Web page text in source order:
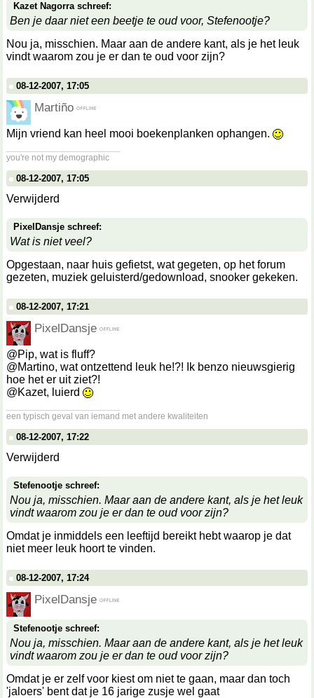
Kazet Nagorra schreef:
Ben je daar niet een beetje te oud voor, Stefenootje?
Nou ja, misschien. Maar aan de andere kant, als je het leuk
vindt waarom zou je er dan te oud voor zijn?
08-12-2007, 17:05
Martiño
Mijn vriend kan heel mooi boekenplanken ophangen.
you're not my demographic
08-12-2007, 17:05
Verwijderd
PixelDansje schreef:
Wat is niet veel?
Opgestaan, naar huis gefietst, wat gegeten, op het forum
gezeten, muziek geluisterd/gedownload, snooker gekeken.
08-12-2007, 17:21
PixelDansje
@Pip, wat is fluff?
@Martino, wat ontzettend leuk he!?! Ik benzo nieuwsgierig
hoe het er uit ziet?!
@Kazet, luierd
een typisch geval van iemand met andere kwaliteiten
08-12-2007, 17:22
Verwijderd
Stefenootje schreef:
Nou ja, misschien. Maar aan de andere kant, als je het leuk
vindt waarom zou je er dan te oud voor zijn?
Omdat je inmiddels een leeftijd bereikt hebt waarop je dat
niet meer leuk hoort te vinden.
08-12-2007, 17:24
PixelDansje
Stefenootje schreef:
Nou ja, misschien. Maar aan de andere kant, als je het leuk
vindt waarom zou je er dan te oud voor zijn?
Omdat je er zelf voor kiest om niet te gaan, maar dan toch
'jaloers' bent dat je 16 jarige zusje wel gaat